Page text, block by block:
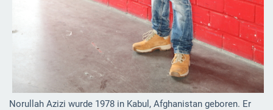
Norullah Azizi wurde 1978 in Kabul, Afghanistan geboren. Er